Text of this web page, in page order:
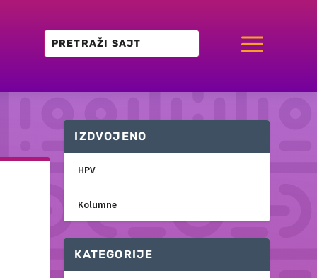
a
IZDVOJENO
HPV
Kolumne
KATEGORIJE